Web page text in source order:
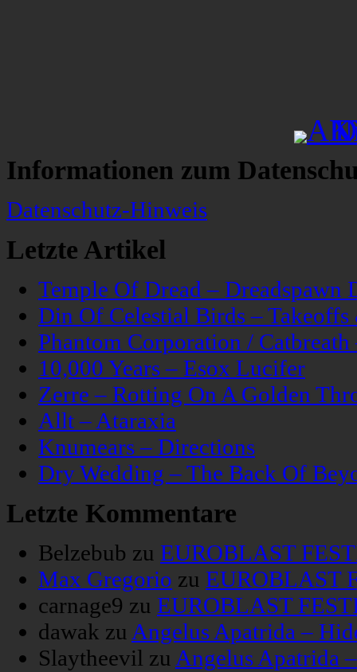
Informationen zum
Datenschutz-Hinweis
Letzte Artikel
Temple Of Dread – Dreadspawn
Din Of Celestial Birds –
Phantom Corporation /
10,000 Years – Esox Lucifer
Zerre – Rotting On A Golden
Allt – Ataraxia
Knumears – Directions
Dry Wedding – The Back Of
Letzte Kommentare
Belzebub zu EUROBLAST
Max Gregorio zu EUROBLAST
carnage9 zu EUROBLAST
dawak zu Angelus Apatrida –
Slaytheevil zu Angelus Apatrida